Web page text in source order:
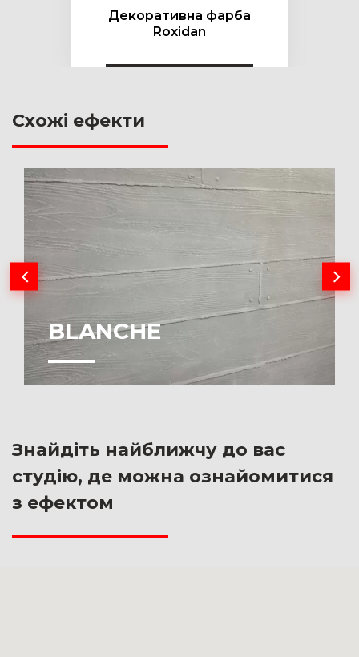
Декоративна фарба
Roxidan
Схожі ефекти
BLANCHE
Знайдіть найближчу до вас
студію, де можна ознайомитися
з ефектом